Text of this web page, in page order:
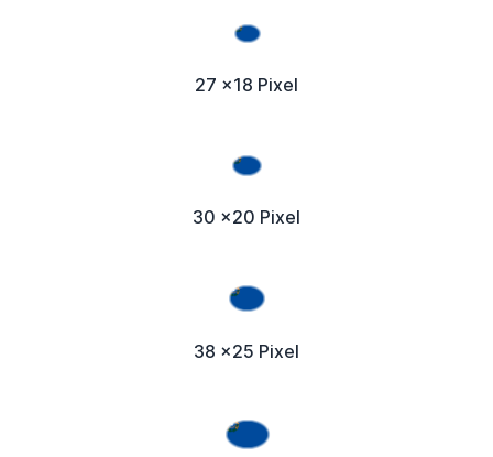
27 x18 Pixel
30 x20 Pixel
38 x25 Pixel